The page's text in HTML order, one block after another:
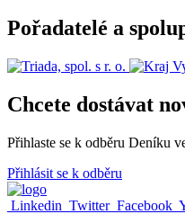
Pořadatelé a
Chcete dostávat
Přihlaste se k odběru Deníku
Přihlásit se k odběru
Linkedin Twitter Facebook